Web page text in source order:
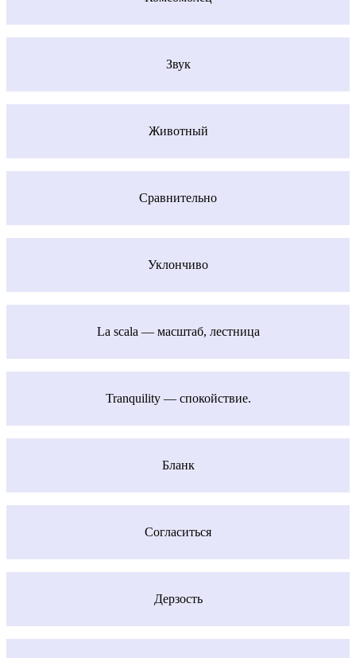
Звук
Животный
Сравнительно
Уклончиво
La scala — масштаб, лестница
Tranquility — спокойствие.
Бланк
Согласиться
Дерзость